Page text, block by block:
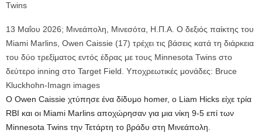
13 Μαΐου 2026; Μινεάπολη, Μινεσότα, Η.Π.Α. Ο δεξιός παίκτης του
Miami Marlins, Owen Caissie (17) τρέχει τις βάσεις κατά τη διάρκεια
του δύο τρεξίματος εντός έδρας με τους Minnesota Twins στο
δεύτερο inning στο Target Field. Υποχρεωτικές μονάδες: Bruce
Kluckhohn-Imagn images
Ο Owen Caissie χτύπησε ένα δίδυμο homer, ο Liam Hicks είχε τρία
RBI και οι Miami Marlins αποχώρησαν για μια νίκη 9-5 επί των
Minnesota Twins την Τετάρτη το βράδυ στη Μινεάπολη.